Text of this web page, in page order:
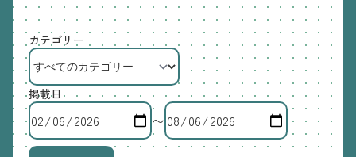
カテゴリー
掲載日
〜